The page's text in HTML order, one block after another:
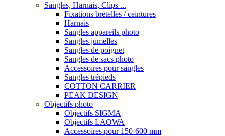
Sangles, Harnais, Clips ...
Fixations bretelles / ceintures
Harnais
Sangles appareils photo
Sangles jumelles
Sangles de poignet
Sangles de sacs photo
Accessoires pour sangles
Sangles trépieds
COTTON CARRIER
PEAK DESIGN
Objectifs photo
Objectifs SIGMA
Objectifs LAOWA
Accessoires pour 150-600 mm